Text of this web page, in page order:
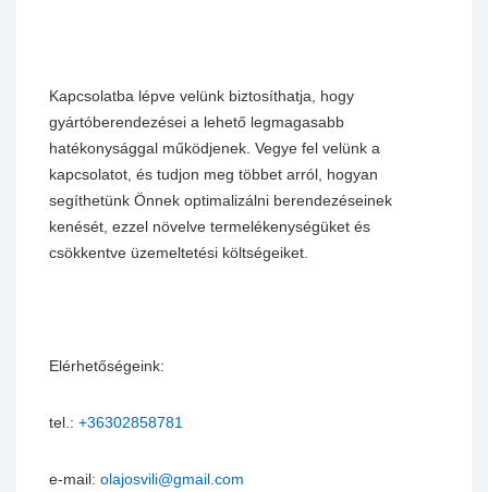
Kapcsolatba lépve velünk biztosíthatja, hogy
gyártóberendezései a lehető legmagasabb
hatékonysággal működjenek. Vegye fel velünk a
kapcsolatot, és tudjon meg többet arról, hogyan
segíthetünk Önnek optimalizálni berendezéseinek
kenését, ezzel növelve termelékenységüket és
csökkentve üzemeltetési költségeiket.
Elérhetőségeink:
tel.: +36302858781
e-mail: olajosvili@gmail.com